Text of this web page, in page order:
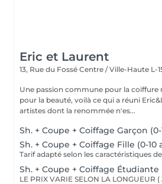
Eric et Laurent
13, Rue du Fossé Centre / Ville-Haute L-
Une passion commune pour la coiffure
pour la beauté, voilà ce qui a réuni
artistes dont la renommée n'es...
Sh. + Coupe + Coiffage Garçon (0-
Sh. + Coupe + Coiffage Fille (0-10
Tarif adapté selon les caractéristiques
Sh. + Coupe + Coiffage Étudiante